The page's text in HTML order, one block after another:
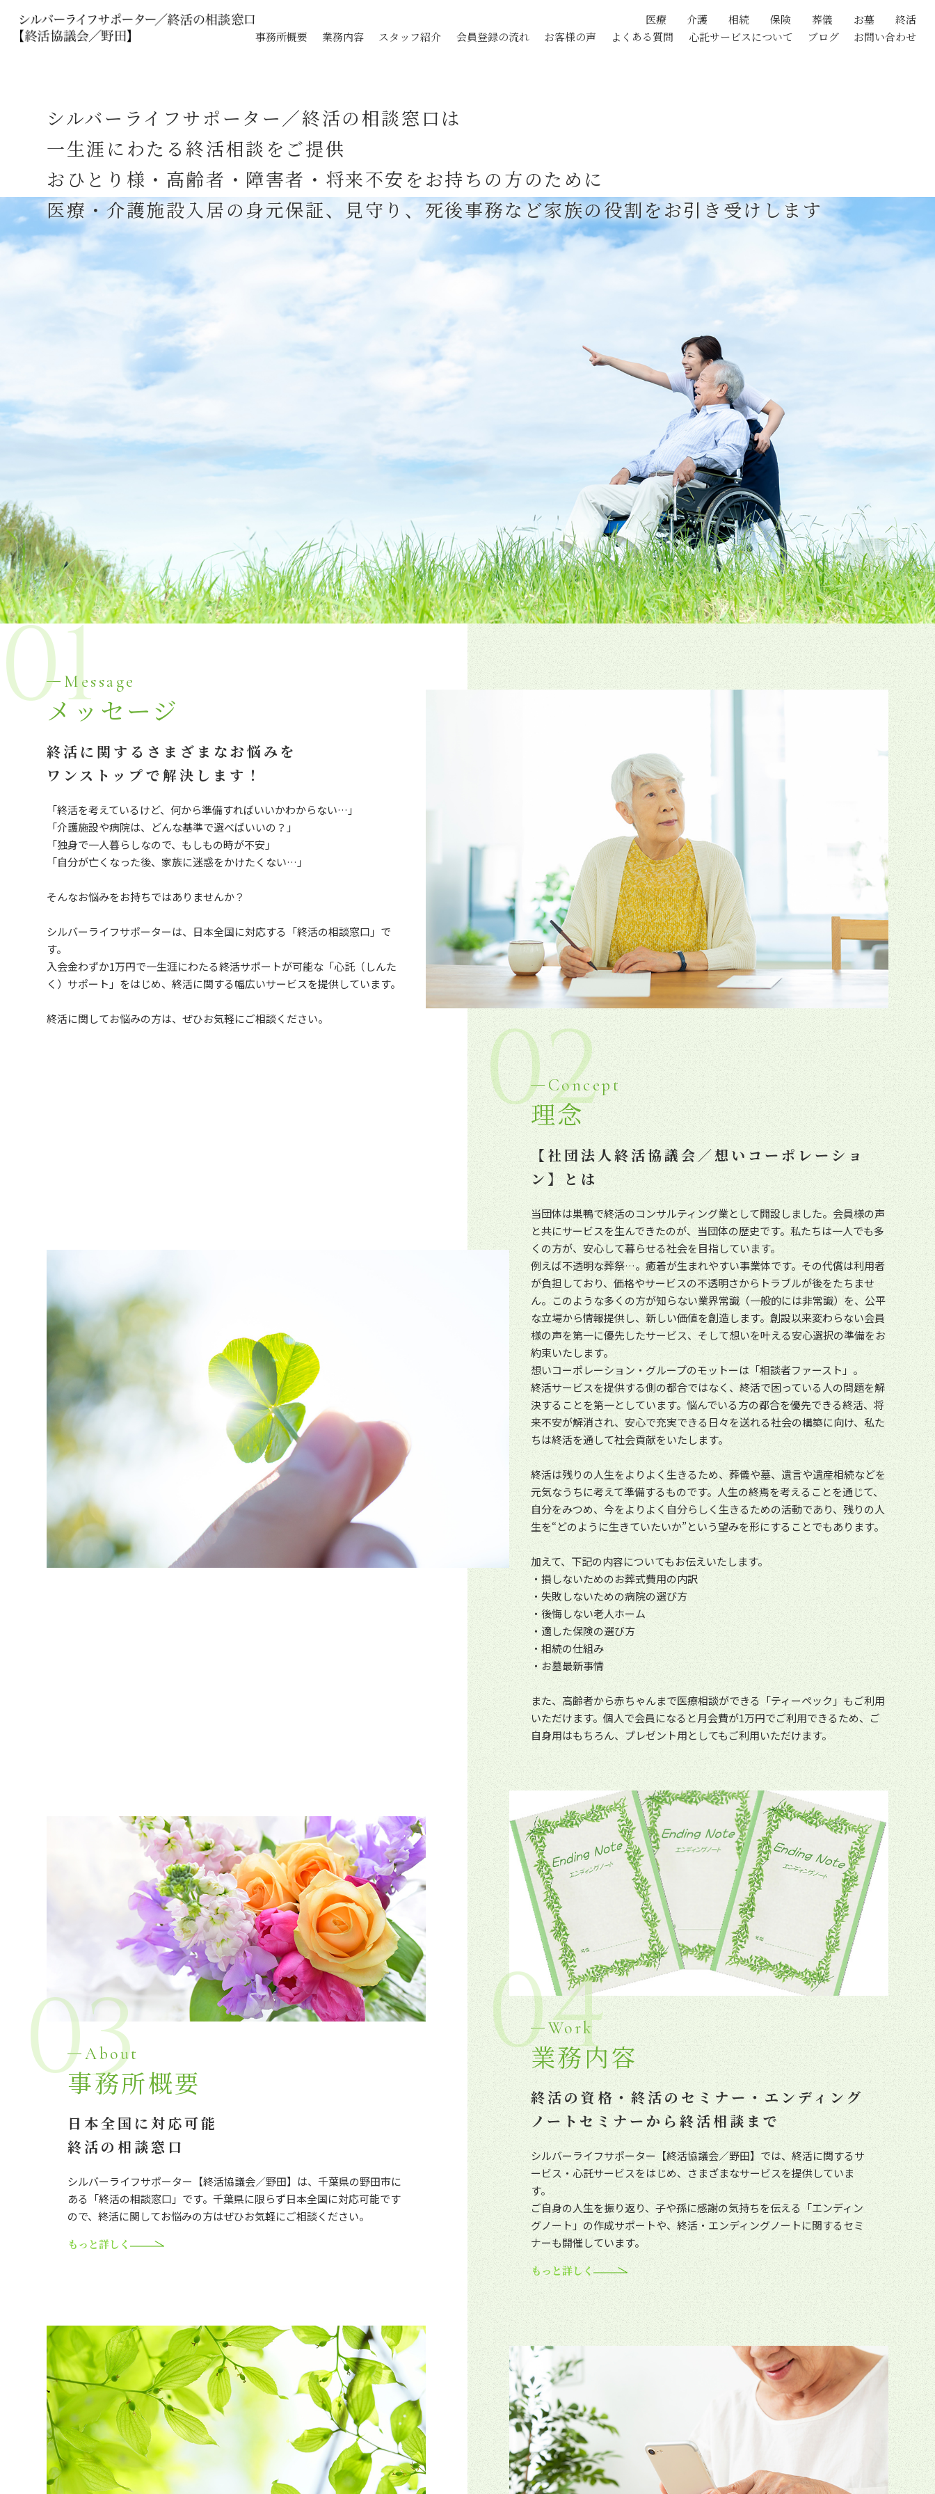
医療 介護 相続 保険 葬儀 お墓
終活
事務所概要
業務内容 スタッフ紹介 会員登録の流れ お客様の声 よくある質問 心託サービスについて ブログ お問い合わせ
シルバーライフサポーター／終活の相談窓口は
一生涯にわたる終活相談をご提供
おひとり様・高齢者・障害者・将来不安をお持ちの方のために
医療・介護施設入居の身元保証、見守り、死後事務など家族の役割をお引き受けします
01Message
メッセージ
終活に関するさまざまなお悩みを
ワンストップで解決します！
「終活を考えているけど、何から準備すればいいかわからない…」
「介護施設や病院は、どんな基準で選べばいいの？」
「独身で一人暮らしなので、もしもの時が不安」
「自分が亡くなった後、家族に迷惑をかけたくない…」
そんなお悩みをお持ちではありませんか？
シルバーライフサポーターは、日本全国に対応する「終活の相談窓口」で
す。
入会金わずか1万円で一生涯にわたる終活サポートが可能な「心託（しんた
く）サポート」をはじめ、終活に関する幅広いサービスを提供しています。
終活に関してお悩みの方は、ぜひお気軽にご相談ください。 02
Concept
理念
【社団法人終活協議会／想いコーポレーショ
ン】とは
当団体は巣鴨で終活のコンサルティング業として開設しました。会員様の声
と共にサービスを生んできたのが、当団体の歴史です。私たちは一人でも多
くの方が、安心して暮らせる社会を目指しています。
例えば不透明な葬祭…。癒着が生まれやすい事業体です。その代償は利用者
が負担しており、価格やサービスの不透明さからトラブルが後をたちませ
ん。このような多くの方が知らない業界常識（一般的には非常識）を、公平
な立場から情報提供し、新しい価値を創造します。創設以来変わらない会員
様の声を第一に優先したサービス、そして想いを叶える安心選択の準備をお
約束いたします。
想いコーポレーション・グループのモットーは「相談者ファースト」。
終活サービスを提供する側の都合ではなく、終活で困っている人の問題を解
決することを第一としています。悩んでいる方の都合を優先できる終活、将
来不安が解消され、安心で充実できる日々を送れる社会の構築に向け、私た
ちは終活を通して社会貢献をいたします。
終活は残りの人生をよりよく生きるため、葬儀や墓、遺言や遺産相続などを
元気なうちに考えて準備するものです。人生の終焉を考えることを通じて、
自分をみつめ、今をよりよく自分らしく生きるための活動であり、残りの人
生を“どのように生きていたいか”という望みを形にすることでもあります。
加えて、下記の内容についてもお伝えいたします。
・損しないためのお葬式費用の内訳
・失敗しないための病院の選び方
・後悔しない老人ホーム
・適した保険の選び方
・相続の仕組み
・お墓最新事情
また、高齢者から赤ちゃんまで医療相談ができる「ティーペック」もご利用
いただけます。個人で会員になると月会費が1万円でご利用できるため、ご
自身用はもちろん、プレゼント用としてもご利用いただけます。
03
About
事務所概要
日本全国に対応可能
終活の相談窓口
シルバーライフサポーター【終活協議会／野田】は、千葉県の野田市に
ある「終活の相談窓口」です。千葉県に限らず日本全国に対応可能です
ので、終活に関してお悩みの方はぜひお気軽にご相談ください。
もっと詳しく
04
Work
業務内容
終活の資格・終活のセミナー・エンディング
ノートセミナーから終活相談まで
シルバーライフサポーター【終活協議会／野田】では、終活に関するサ
ービス・心託サービスをはじめ、さまざまなサービスを提供していま
す。
ご自身の人生を振り返り、子や孫に感謝の気持ちを伝える「エンディン
グノート」の作成サポートや、終活・エンディングノートに関するセミ
ナーも開催しています。
もっと詳しく